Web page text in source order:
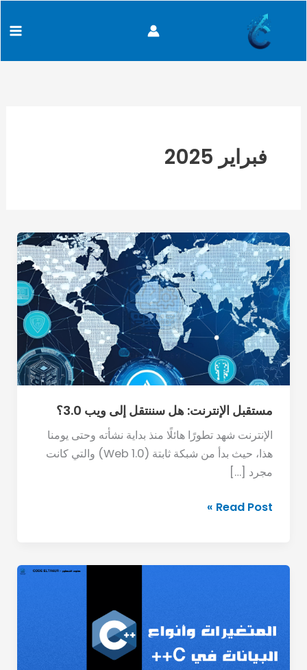
فبراير 2025
مستقبل الإنترنت: هل سننتقل إلى ويب 3.0؟
الإنترنت شهد تطورًا هائلًا منذ بداية نشأته وحتى يومنا
هذا، حيث بدأ من شبكة ثابتة (Web 1.0) والتي كانت
مجرد […]
مستقبل
الإنترنت:
هل
سننتقل
إلى
ويب
3.0؟
Read Post »
في
C++